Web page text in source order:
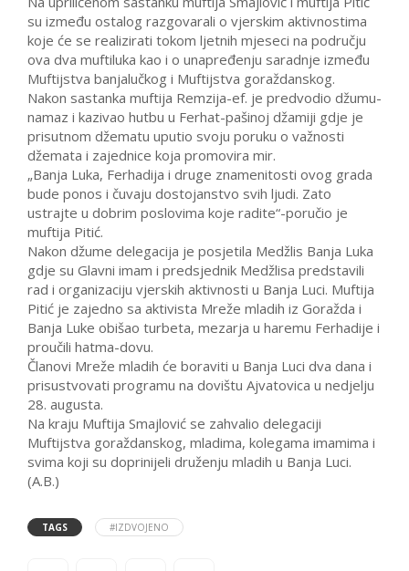
su između ostalog razgovarali o vjerskim aktivnostima
koje će se realizirati tokom ljetnih mjeseci na području
ova dva muftiluka kao i o unapređenju saradnje između
Muftijstva banjalučkog i Muftijstva goraždanskog.
Nakon sastanka muftija Remzija-ef. je predvodio džumu-
namaz i kazivao hutbu u Ferhat-pašinoj džamiji gdje je
prisutnom džematu uputio svoju poruku o važnosti
džemata i zajednice koja promovira mir.
„Banja Luka, Ferhadija i druge znamenitosti ovog grada
bude ponos i čuvaju dostojanstvo svih ljudi. Zato
ustrajte u dobrim poslovima koje radite“-poručio je
muftija Pitić.
Nakon džume delegacija je posjetila Medžlis Banja Luka
gdje su Glavni imam i predsjednik Medžlisa predstavili
rad i organizaciju vjerskih aktivnosti u Banja Luci. Muftija
Pitić je zajedno sa aktivista Mreže mladih iz Goražda i
Banja Luke obišao turbeta, mezarja u haremu Ferhadije i
proučili hatma-dovu.
Članovi Mreže mladih će boraviti u Banja Luci dva dana i
prisustvovati programu na dovištu Ajvatovica u nedjelju
28. augusta.
Na kraju Muftija Smajlović se zahvalio delegaciji
Muftijstva goraždanskog, mladima, kolegama imamima i
svima koji su doprinijeli druženju mladih u Banja Luci.
(A.B.)
TAGS #IZDVOJENO